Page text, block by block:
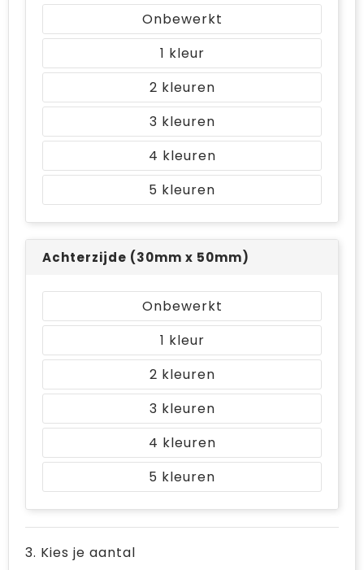
Onbewerkt
1
2
3
4
5
Achterzijde (30mm x 50mm)
Onbewerkt
1
2
3
4
5
3. Kies je aantal